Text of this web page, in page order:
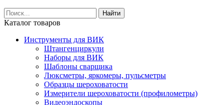
Найти
Каталог товаров
Инструменты для ВИК
Штангенциркули
Наборы для ВИК
Шаблоны сварщика
Люксметры, яркомеры, пульсметры
Образцы шероховатости
Измерители шероховатости (профилометры)
Видеоэндоскопы